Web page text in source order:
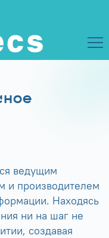
ведущим
и производителем
Находясь
ни на шаг не
создавая